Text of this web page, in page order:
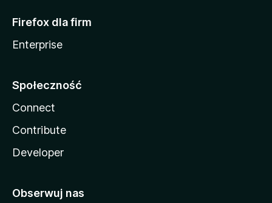
Firefox dla firm
Enterprise
Społeczność
Connect
Contribute
Developer
Obserwuj nas